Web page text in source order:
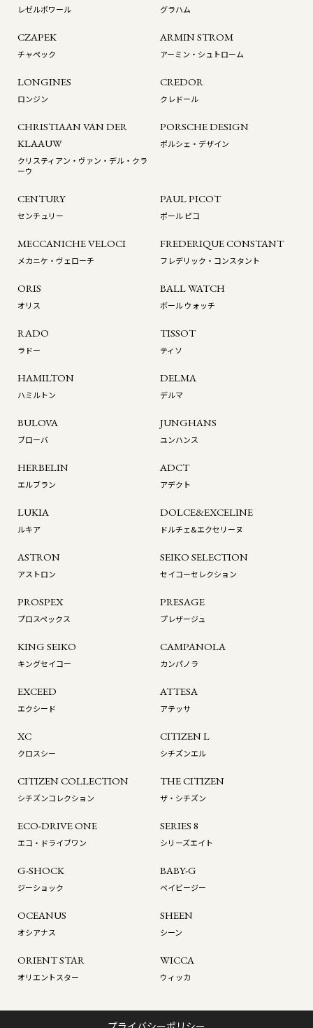
レゼルボワール グラハム
CZAPEK
チャペック
ARMIN STROM
アーミン・シュトローム
LONGINES
ロンジン
CREDOR
クレドール
CHRISTIAAN VAN DER
KLAAUW
クリスティアン・ヴァン・デル・クラ
ーウ
PORSCHE DESIGN
ポルシェ・デザイン
CENTURY
センチュリー
PAUL PICOT
ポール ピコ
MECCANICHE VELOCI
メカニケ・ヴェローチ
FREDERIQUE CONSTANT
フレデリック・コンスタント
ORIS
オリス
BALL WATCH
ボール ウォッチ
RADO
ラドー
TISSOT
ティソ
HAMILTON
ハミルトン
DELMA
デルマ
BULOVA
ブローバ
JUNGHANS
ユンハンス
HERBELIN
エルブラン
ADCT
アデクト
LUKIA
ルキア
DOLCE&EXCELINE
ドルチェ&エクセリーヌ
ASTRON
アストロン
SEIKO SELECTION
セイコーセレクション
PROSPEX
プロスペックス
PRESAGE
プレザージュ
KING SEIKO
キングセイコー
CAMPANOLA
カンパノラ
EXCEED
エクシード
ATTESA
アテッサ
XC
クロスシー
CITIZEN L
シチズンエル
CITIZEN COLLECTION
シチズンコレクション
THE CITIZEN
ザ・シチズン
ECO-DRIVE ONE
エコ・ドライブワン
SERIES 8
シリーズエイト
G-SHOCK
ジーショック
BABY-G
ベイビージー
OCEANUS
オシアナス
SHEEN
シーン
ORIENT STAR
オリエントスター
WICCA
ウィッカ